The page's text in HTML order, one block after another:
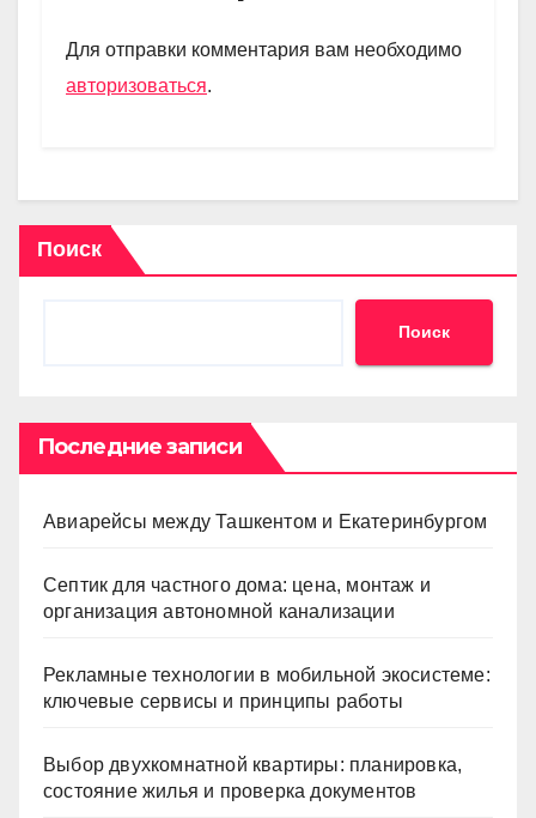
m p
p
a
и
Для отправки комментария вам необходимо
авторизоваться.
Поиск
Поиск
Последние записи
Авиарейсы между Ташкентом и Екатеринбургом
Септик для частного дома: цена, монтаж и
организация автономной канализации
Рекламные технологии в мобильной экосистеме:
ключевые сервисы и принципы работы
Выбор двухкомнатной квартиры: планировка,
состояние жилья и проверка документов